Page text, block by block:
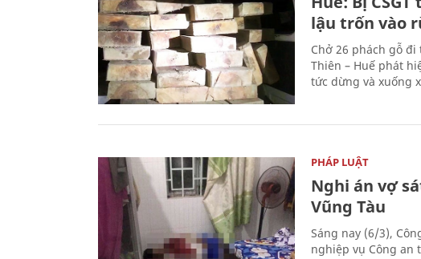
lậu trốn vào
Chở 26 phách gỗ
Thiên – Huế phát
tức dừng và xuống
PHÁP LUẬT
Nghi án vợ
Vũng Tàu
Sáng nay (6/3),
nghiệp vụ Công an